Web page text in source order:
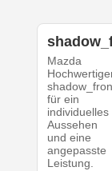
Mazda
für ein
individuelles
Aussehen
und eine
angepasste
Leistung.